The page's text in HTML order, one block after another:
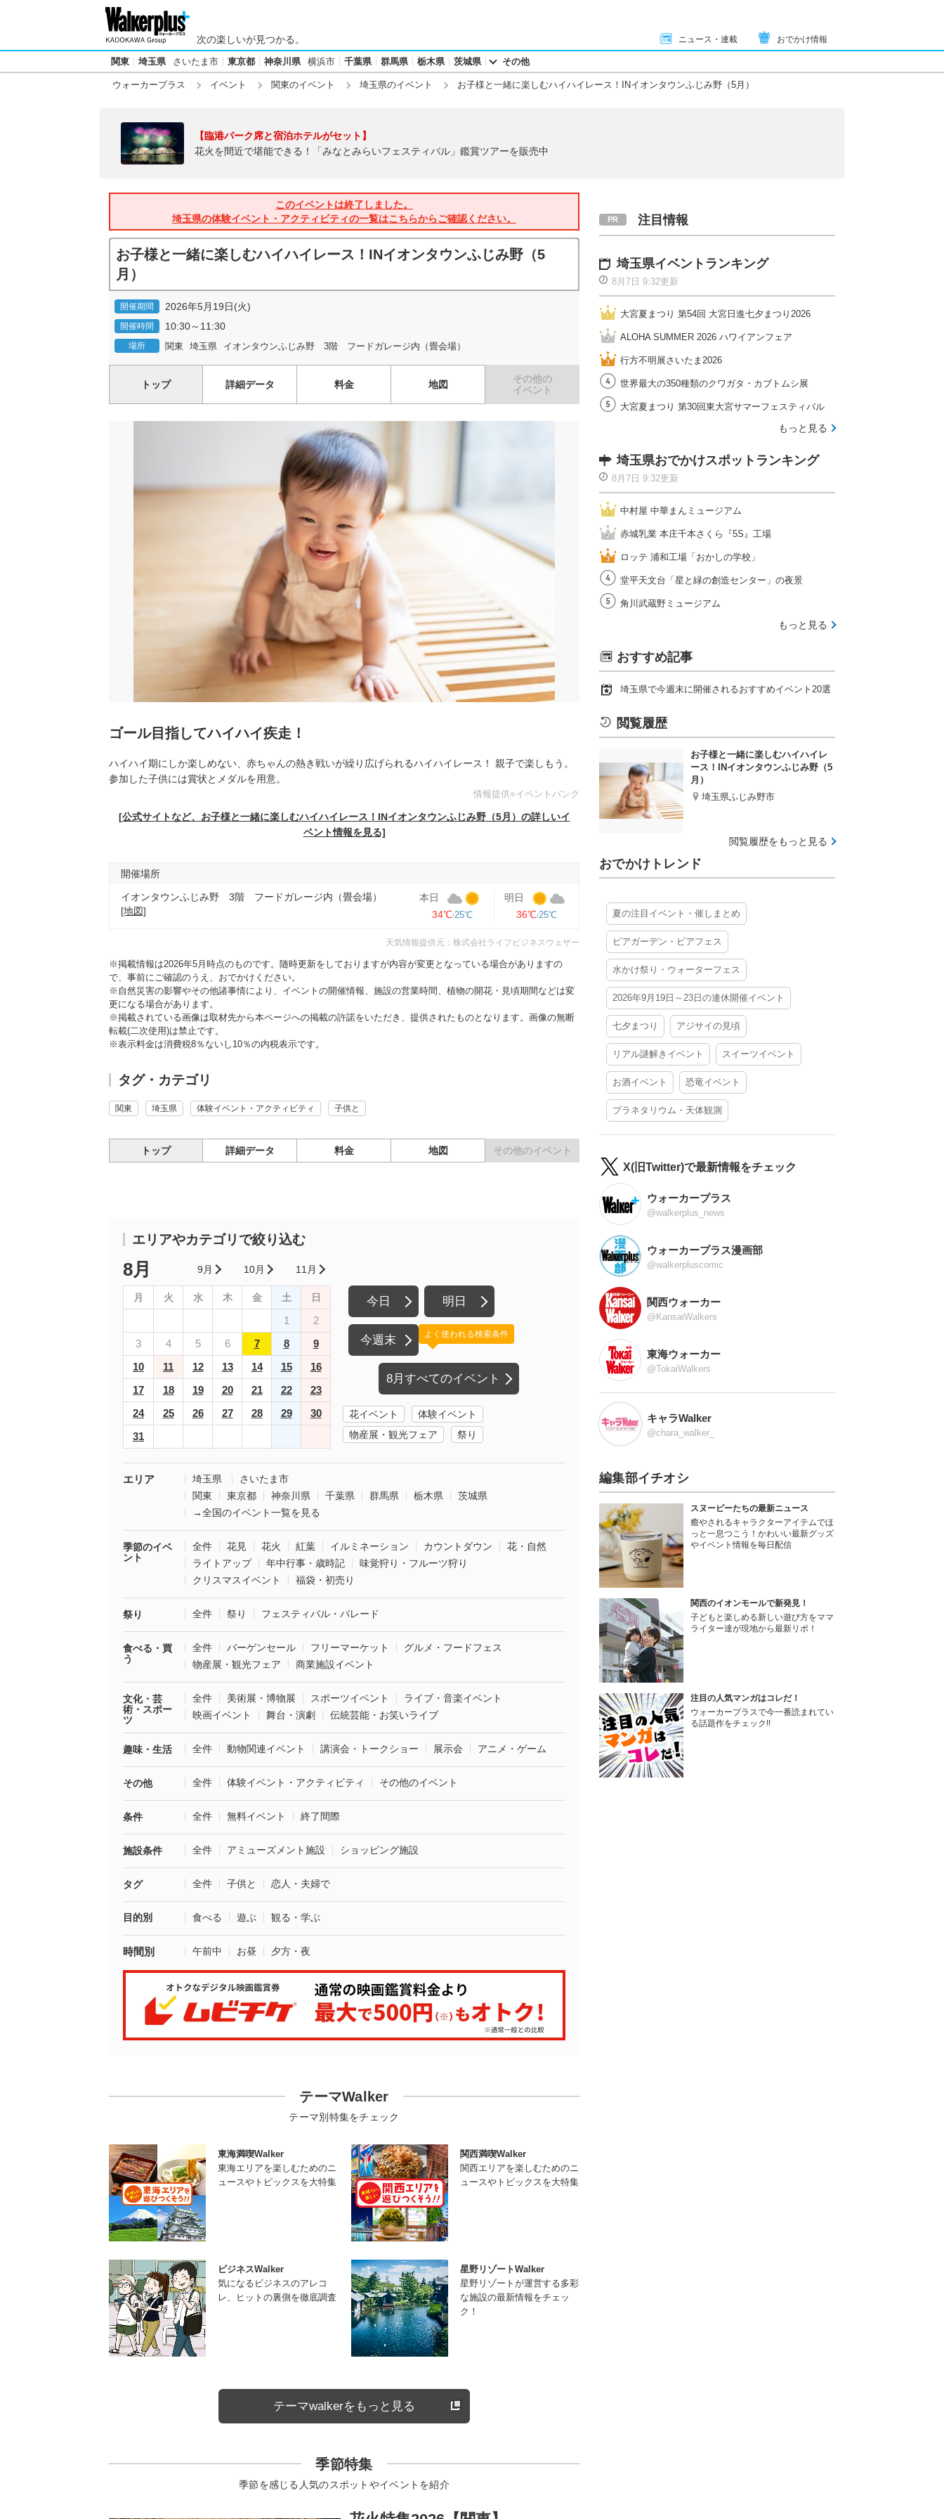
次の楽しいが見つかる。 ニュース・連載 おでかけ情報
関東 埼玉県 さいたま市 東京都 神奈川県 横浜市 千葉県 群馬県 栃木県 茨城県 その他
ウォーカープラス イベント 関東のイベント 埼玉県のイベント お子様と一緒に楽しむハイハイレース！INイオンタウンふじみ野（5月）
【臨港パーク席と宿泊ホテルがセット】
花火を間近で堪能できる！「みなとみらいフェスティバル」鑑賞ツアーを販売中
このイベントは終了しました。
埼玉県の体験イベント・アクティビティの一覧はこちらからご確認ください。
お子様と一緒に楽しむハイハイレース！INイオンタウンふじみ野（5
月）
開催期間 2026年5月19日(火)
開催時間 10:30～11:30
場所 関東 埼玉県 イオンタウンふじみ野 3階 フードガレージ内（畳会場）
トップ 詳細データ 料金 地図
その他の
イベント
ゴール目指してハイハイ疾走！
ハイハイ期にしか楽しめない、赤ちゃんの熱き戦いが繰り広げられるハイハイレース！ 親子で楽しもう。
参加した子供には賞状とメダルを用意。
情報提供=イベントバンク
[公式サイトなど、お子様と一緒に楽しむハイハイレース！INイオンタウンふじみ野（5月）の詳しいイ
ベント情報を見る]
開催場所
イオンタウンふじみ野 3階 フードガレージ内（畳会場）
[地図]
本日
34℃ 25℃
明日
36℃ 25℃
天気情報提供元：株式会社ライフビジネスウェザー
※掲載情報は2026年5月時点のものです。随時更新をしておりますが内容が変更となっている場合がありますの
で、事前にご確認のうえ、おでかけください。
※自然災害の影響やその他諸事情により、イベントの開催情報、施設の営業時間、植物の開花・見頃期間などは変
更になる場合があります。
※掲載されている画像は取材先から本ページへの掲載の許諾をいただき、提供されたものとなります。画像の無断
転載(二次使用)は禁止です。
※表示料金は消費税8％ないし10％の内税表示です。
タグ・カテゴリ
関東 埼玉県 体験イベント・アクティビティ 子供と
トップ 詳細データ 料金 地図 その他のイベント
エリアやカテゴリで絞り込む
8月 9月 10月 11月
月 火 水 木 金 土 日
1
2
3
4 5 6 7 8
9
10
11 12 13 14 15
16
17
18 19 20 21 22
23
24
25 26 27 28 29
30
31
今日 明日
今週末
8月すべてのイベント
よく使われる検索条件
花イベント
体験イベント
物産展・観光フェア
祭り
エリア 埼玉県
さいたま市
関東
東京都 神奈川県 千葉県 群馬県 栃木県
茨城県
→全国のイベント一覧を見る
季節のイベ
ント
全件 花見 花火 紅葉 イルミネーション カウントダウン
花・自然
ライトアップ
年中行事・歳時記
味覚狩り・フルーツ狩り
クリスマスイベント
福袋・初売り
祭り 全件 祭り フェスティバル・パレード
食べる・買
う
全件 バーゲンセール フリーマーケット
グルメ・フードフェス
物産展・観光フェア
商業施設イベント
文化・芸
術・スポー
ツ
全件 美術展・博物展 スポーツイベント
ライブ・音楽イベント
映画イベント
舞台・演劇 伝統芸能・お笑いライブ
趣味・生活 全件 動物関連イベント 講演会・トークショー 展示会 アニメ・ゲーム
その他 全件 体験イベント・アクティビティ その他のイベント
条件 全件 無料イベント 終了間際
施設条件 全件 アミューズメント施設 ショッピング施設
タグ 全件 子供と 恋人・夫婦で
目的別 食べる 遊ぶ 観る・学ぶ
時間別 午前中 お昼 夕方・夜
テーマWalker
テーマ別特集をチェック
東海満喫Walker
東海エリアを楽しむためのニ
ュースやトピックスを大特集
関西満喫Walker
関西エリアを楽しむためのニ
ュースやトピックスを大特集
ビジネスWalker
気になるビジネスのアレコ
レ、ヒットの裏側を徹底調査
星野リゾートWalker
星野リゾートが運営する多彩
な施設の最新情報をチェッ
ク！
テーマwalkerをもっと見る
季節特集
季節を感じる人気のスポットやイベントを紹介
注目情報
埼玉県イベントランキング
8月7日 9:32更新
大宮夏まつり 第54回 大宮日進七夕まつり2026
ALOHA SUMMER 2026 ハワイアンフェア
行方不明展さいたま2026
世界最大の350種類のクワガタ・カブトムシ展
大宮夏まつり 第30回東大宮サマーフェスティバル
もっと見る
埼玉県おでかけスポットランキング
8月7日 9:32更新
中村屋 中華まんミュージアム
赤城乳業 本庄千本さくら『5S』工場
ロッテ 浦和工場「おかしの学校」
堂平天文台「星と緑の創造センター」の夜景
角川武蔵野ミュージアム
もっと見る
おすすめ記事
埼玉県で今週末に開催されるおすすめイベント20選
閲覧履歴
お子様と一緒に楽しむハイハイレ
ース！INイオンタウンふじみ野（5
月）
埼玉県ふじみ野市
閲覧履歴をもっと見る
おでかけトレンド
夏の注目イベント・催しまとめ
ビアガーデン・ビアフェス
水かけ祭り・ウォーターフェス
2026年9月19日～23日の連休開催イベント
七夕まつり アジサイの見頃
リアル謎解きイベント スイーツイベント
お酒イベント 恐竜イベント
プラネタリウム・天体観測
X(旧Twitter)で最新情報をチェック
ウォーカープラス
@walkerplus_news
ウォーカープラス漫画部
@walkerpluscomic
関西ウォーカー
@KansaiWalkers
東海ウォーカー
@TokaiWalkers
キャラWalker
@chara_walker_
編集部イチオシ
スヌーピーたちの最新ニュース
癒やされるキャラクターアイテムでほ
っと一息つこう！かわいい最新グッズ
やイベント情報を毎日配信
関西のイオンモールで新発見！
子どもと楽しめる新しい遊び方をママ
ライター達が現地から最新リポ！
注目の人気マンガはコレだ！
ウォーカープラスで今一番読まれてい
る話題作をチェック!!